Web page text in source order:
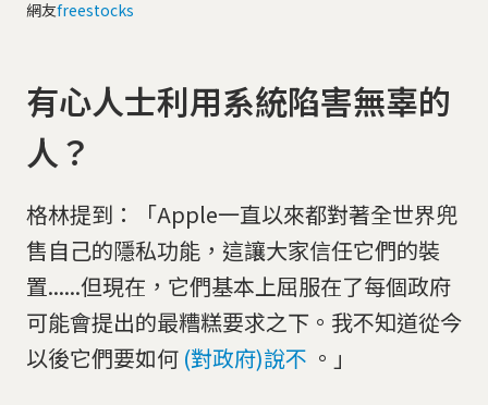
網友freestocks
有心人士利用系統陷害無辜的
人？
格林提到：「Apple一直以來都對著全世界兜
售自己的隱私功能，這讓大家信任它們的裝
置......但現在，它們基本上屈服在了每個政府
可能會提出的最糟糕要求之下。我不知道從今
以後它們要如何 (對政府)說不 。」